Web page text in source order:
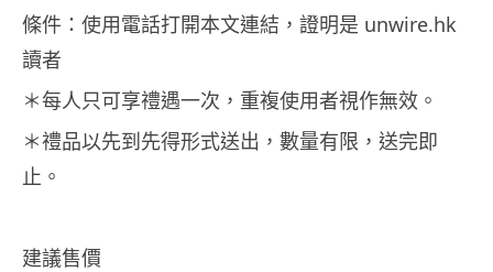
條件：使用電話打開本文連結，證明是 unwire.hk
讀者
＊每人只可享禮遇一次，重複使用者視作無效。
＊禮品以先到先得形式送出，數量有限，送完即
止。
建議售價